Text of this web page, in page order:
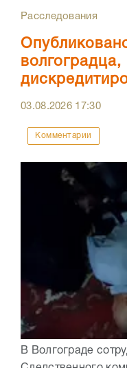
Расследования
волгоградца,
03.08.2026 17:30
Комментарии
В Волгограде